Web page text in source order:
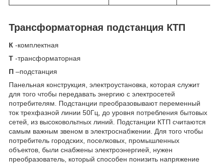
Трансформаторная подстанция КТП
К -комплектная
Т -трансформаторная
П –подстанция
Панельная конструкция, электроустановка, которая служит
для того чтобы передавать энергию с электросетей
потребителям. Подстанции преобразовывают переменный
ток трехфазной линии 50Гц, до уровня потребления бытовых
сетей, из высоковольтных линий. Подстанции КТП считаются
самым важным звеном в электроснабжении. Для того чтобы
потребитель городских, поселковых, промышленных
объектов, были снабжены электроэнергией, нужен
преобразователь, который способен понизить напряжение